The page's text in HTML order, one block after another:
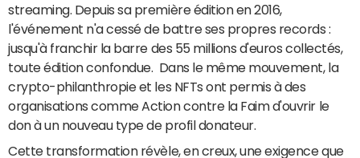
streaming. Depuis sa première édition en 2016,
l'événement n'a cessé de battre ses propres records :
jusqu'à franchir la barre des 55 millions d'euros collectés,
toute édition confondue. Dans le même mouvement, la
crypto-philanthropie et les NFTs ont permis à des
organisations comme Action contre la Faim d'ouvrir le
don à un nouveau type de profil donateur.
Cette transformation révèle, en creux, une exigence que